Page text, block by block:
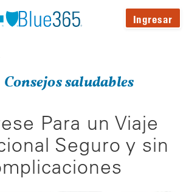
Ingresar
Consejos saludables
Para un Viaje
Seguro y sin